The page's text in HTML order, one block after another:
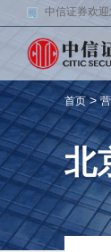
中信证券欢迎
首页>
北